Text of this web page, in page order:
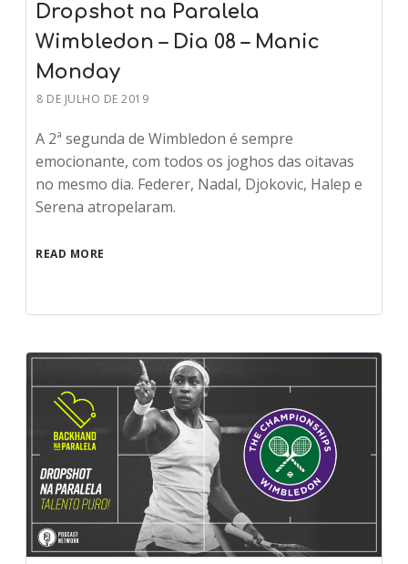
Dropshot na Paralela
Wimbledon – Dia 08 – Manic
Monday
8 DE JULHO DE 2019
A 2ª segunda de Wimbledon é sempre
emocionante, com todos os joghos das oitavas
no mesmo dia. Federer, Nadal, Djokovic, Halep e
Serena atropelaram.
READ MORE